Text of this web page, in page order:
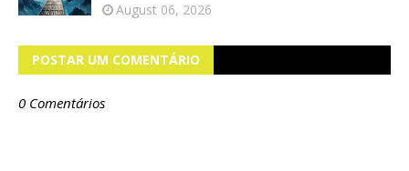
August 06, 2026
POSTAR UM COMENTÁRIO
0 Comentários